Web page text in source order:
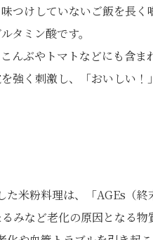
つけしていないご飯を長
タミン酸です。
んぶやトマトなどにも含
強く刺激し、「おいしい
た米粉料理は、「AGEs（
みなど老化の原因となる